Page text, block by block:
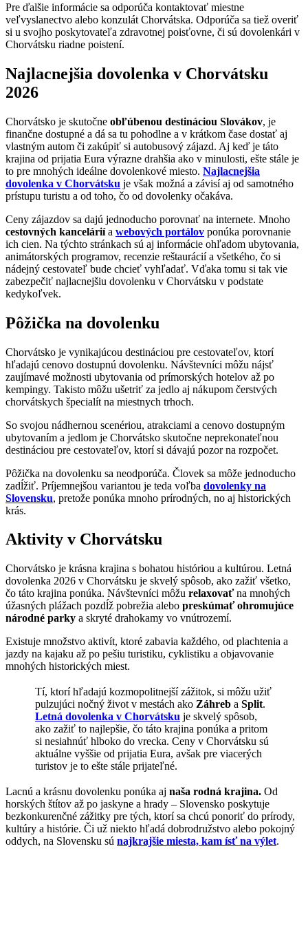
Pre ďalšie informácie sa odporúča kontaktovať miestne
veľvyslanectvo alebo konzulát Chorvátska. Odporúča sa tiež overiť
si u svojho poskytovateľa zdravotnej poisťovne, či sú dovolenkári v
Chorvátsku riadne poistení.
Najlacnejšia dovolenka v Chorvátsku
2026
Chorvátsko je skutočne obľúbenou destináciou Slovákov, je
finančne dostupné a dá sa tu pohodlne a v krátkom čase dostať aj
vlastným autom či zakúpiť si autobusový zájazd. Aj keď je táto
krajina od prijatia Eura výrazne drahšia ako v minulosti, ešte stále je
to pre mnohých ideálne dovolenkové miesto. Najlacnejšia
dovolenka v Chorvátsku je však možná a závisí aj od samotného
prístupu turistu a od toho, čo od dovolenky očakáva.
Ceny zájazdov sa dajú jednoducho porovnať na internete. Mnoho
cestovných kanceláriía webových portálov ponúka porovnanie
ich cien. Na týchto stránkach sú aj informácie ohľadom ubytovania,
animátorských programov, recenzie reštaurácií a všetkého, čo si
nádejný cestovateľ bude chcieť vyhľadať. Vďaka tomu si tak vie
zabezpečiť najlacnejšiu dovolenku v Chorvátsku v podstate
kedykoľvek.
Pôžička na dovolenku
Chorvátsko je vynikajúcou destináciou pre cestovateľov, ktorí
hľadajú cenovo dostupnú dovolenku. Návštevníci môžu nájsť
zaujímavé možnosti ubytovania od prímorských hotelov až po
kempingy. Takisto môžu ušetriť za jedlo aj nákupom čerstvých
chorvátskych špecialít na miestnych trhoch.
So svojou nádhernou scenériou, atrakciami a cenovo dostupným
ubytovaním a jedlom je Chorvátsko skutočne neprekonateľnou
destináciou pre cestovateľov, ktorí si dávajú pozor na rozpočet.
Pôžička na dovolenku sa neodporúča. Človek sa môže jednoducho
zadĺžiť. Príjemnejšou variantou je teda voľba dovolenky na
Slovensku, pretože ponúka mnoho prírodných, no aj historických
krás.
Aktivity v Chorvátsku
Chorvátsko je krásna krajina s bohatou históriou a kultúrou. Letná
dovolenka 2026 v Chorvátsku je skvelý spôsob, ako zažiť všetko,
čo táto krajina ponúka. Návštevníci môžu relaxovaťna mnohých
úžasných plážach pozdĺž pobrežia alebo preskúmať ohromujúce
národné parky a skryté drahokamy vo vnútrozemí.
Existuje množstvo aktivít, ktoré zabavia každého, od plachtenia a
jazdy na kajaku až po pešiu turistiku, cyklistiku a objavovanie
mnohých historických miest.
Tí, ktorí hľadajú kozmopolitnejší zážitok, si môžu užiť
pulzujúci nočný život v mestách ako Záhreb a Split.
Letná dovolenka v Chorvátsku je skvelý spôsob,
ako zažiť to najlepšie, čo táto krajina ponúka a pritom
si nesiahnúť hlboko do vrecka. Ceny v Chorvátsku sú
aktuálne vyššie od prijatia Eura, avšak pre viacerých
turistov je to ešte stále prijateľné.
Lacnú a krásnu dovolenku ponúka aj naša rodná krajina. Od
horských štítov až po jaskyne a hrady – Slovensko poskytuje
bezkonkurenčné zážitky pre tých, ktorí sa chcú ponoriť do prírody,
kultúry a histórie. Či už niekto hľadá dobrodružstvo alebo pokojný
oddych, na Slovensku sú najkrajšie miesta, kam ísť na výlet.